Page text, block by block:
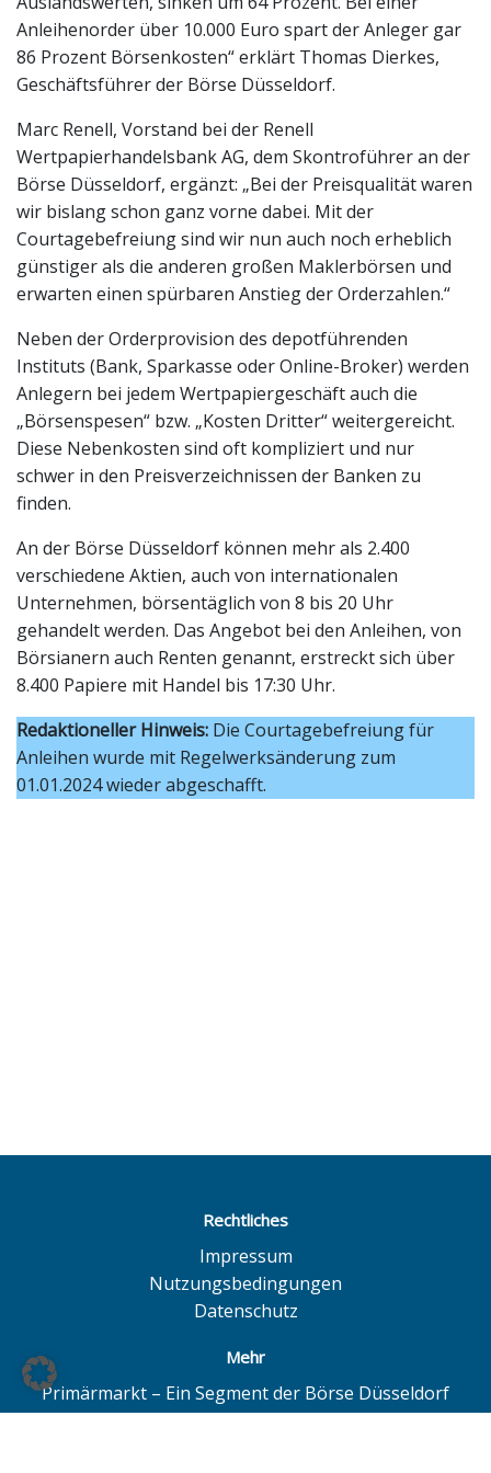
Anleihenorder über 10.000 Euro spart der Anleger gar
86 Prozent Börsenkosten“ erklärt Thomas Dierkes,
Geschäftsführer der Börse Düsseldorf.
Marc Renell, Vorstand bei der Renell
Wertpapierhandelsbank AG, dem Skontroführer an der
Börse Düsseldorf, ergänzt: „Bei der Preisqualität waren
wir bislang schon ganz vorne dabei. Mit der
Courtagebefreiung sind wir nun auch noch erheblich
günstiger als die anderen großen Maklerbörsen und
erwarten einen spürbaren Anstieg der Orderzahlen.“
Neben der Orderprovision des depotführenden
Instituts (Bank, Sparkasse oder Online-Broker) werden
Anlegern bei jedem Wertpapiergeschäft auch die
„Börsenspesen“ bzw. „Kosten Dritter“ weitergereicht.
Diese Nebenkosten sind oft kompliziert und nur
schwer in den Preisverzeichnissen der Banken zu
finden.
An der Börse Düsseldorf können mehr als 2.400
verschiedene Aktien, auch von internationalen
Unternehmen, börsentäglich von 8 bis 20 Uhr
gehandelt werden. Das Angebot bei den Anleihen, von
Börsianern auch Renten genannt, erstreckt sich über
8.400 Papiere mit Handel bis 17:30 Uhr.
Redaktioneller Hinweis: Die Courtagebefreiung für
Anleihen wurde mit Regelwerksänderung zum
01.01.2024 wieder abgeschafft.
Rechtliches
Impressum
Nutzungsbedingungen
Datenschutz
Mehr
Primärmarkt – Ein Segment der Börse Düsseldorf
Quotrix – Ein System der Börse Düsseldorf